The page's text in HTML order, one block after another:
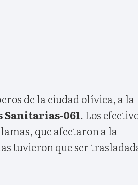
de la ciudad olívica, a la
Sanitarias-061. Los
que afectaron a la
tuvieron que ser